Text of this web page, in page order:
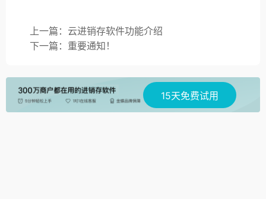
上一篇：云进销存软件功能介绍
下一篇：重要通知！
15天免费试用